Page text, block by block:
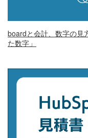
boardと会計、数字の見
た数字」